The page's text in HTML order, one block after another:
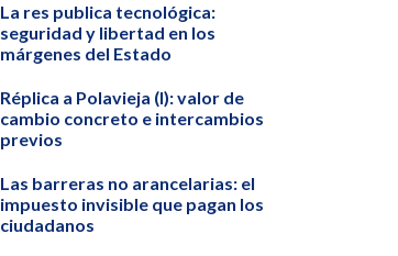
La res publica tecnológica:
seguridad y libertad en los
márgenes del Estado
Réplica a Polavieja (I): valor de
cambio concreto e intercambios
previos
Las barreras no arancelarias: el
impuesto invisible que pagan los
ciudadanos